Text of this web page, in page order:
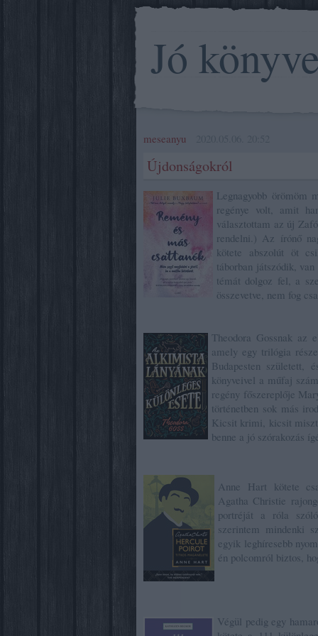
Jó
meseanyu
Újdonságokról
Legnagyobb örömöm
regénye volt, amit
választottam az új
rendelni.) Az írónő
kötete abszolút öt
táborban játszódik,
témát dolgoz fel, a
összevetve, nem fog
Theodora Gossnak az
amely egy trilógia
Budapesten született,
könyveivel a műfaj
regény főszereplője
történetben sok más
Kicsit krimi, kicsit
benne a jó szórakozás
Anne Hart kötete
Agatha Christie
portréját a róla
szerintem mindenki
egyik leghíresebb
én polcomról biztos,
Végül pedig egy